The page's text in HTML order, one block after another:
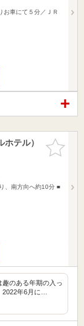
車にて５分／ＪＲ
お気に入
りに追加
テル）
、南方向へ約10分 ■
のある年期の入っ
年6月に…